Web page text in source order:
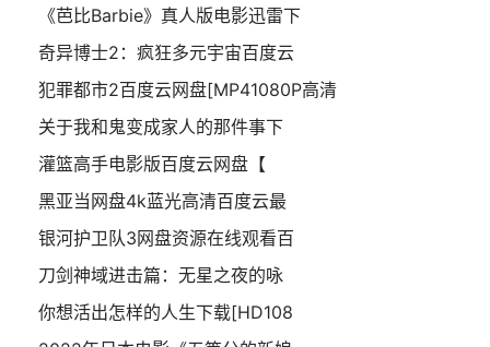
《芭比Barbie》真人版电影迅雷下
奇异博士2：疯狂多元宇宙百度云
犯罪都市2百度云网盘[MP41080P高清
关于我和鬼变成家人的那件事下
灌篮高手电影版百度云网盘【
黑亚当网盘4k蓝光高清百度云最
银河护卫队3网盘资源在线观看百
刀剑神域进击篇：无星之夜的咏
你想活出怎样的人生下载[HD108